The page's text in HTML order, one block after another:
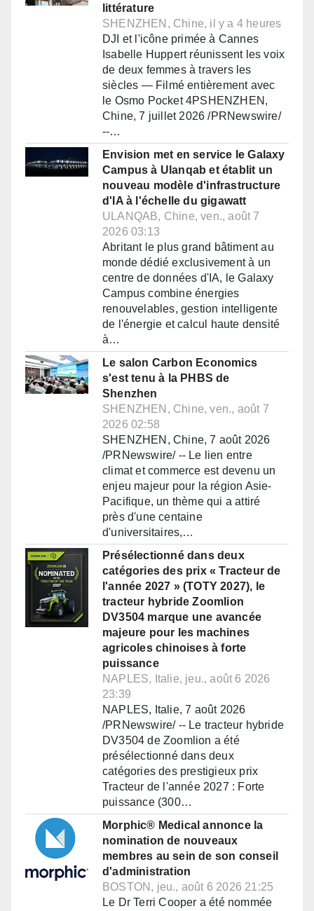
littérature
SHENZHEN, Chine, il y a 4 heures
DJI et l'icône primée à Cannes
Isabelle Huppert réunissent les voix
de deux femmes à travers les
siècles — Filmé entièrement avec
le Osmo Pocket 4PSHENZHEN,
Chine, 7 juillet 2026 /PRNewswire/
--…
Envision met en service le Galaxy
Campus à Ulanqab et établit un
nouveau modèle d'infrastructure
d'IA à l'échelle du gigawatt
ULANQAB, Chine, ven., août 7
2026 03:13
Abritant le plus grand bâtiment au
monde dédié exclusivement à un
centre de données d'IA, le Galaxy
Campus combine énergies
renouvelables, gestion intelligente
de l'énergie et calcul haute densité
à…
Le salon Carbon Economics
s'est tenu à la PHBS de
Shenzhen
SHENZHEN, Chine, ven., août 7
2026 02:58
SHENZHEN, Chine, 7 août 2026
/PRNewswire/ -- Le lien entre
climat et commerce est devenu un
enjeu majeur pour la région Asie-
Pacifique, un thème qui a attiré
près d'une centaine
d'universitaires,…
Présélectionné dans deux
catégories des prix « Tracteur de
l'année 2027 » (TOTY 2027), le
tracteur hybride Zoomlion
DV3504 marque une avancée
majeure pour les machines
agricoles chinoises à forte
puissance
NAPLES, Italie, jeu., août 6 2026
23:39
NAPLES, Italie, 7 août 2026
/PRNewswire/ -- Le tracteur hybride
DV3504 de Zoomlion a été
présélectionné dans deux
catégories des prestigieux prix
Tracteur de l'année 2027 : Forte
puissance (300…
Morphic® Medical annonce la
nomination de nouveaux
membres au sein de son conseil
d'administration
BOSTON, jeu., août 6 2026 21:25
Le Dr Terri Cooper a été nommée